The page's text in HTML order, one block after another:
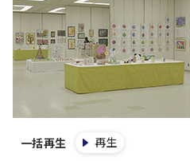
一括再生
再生